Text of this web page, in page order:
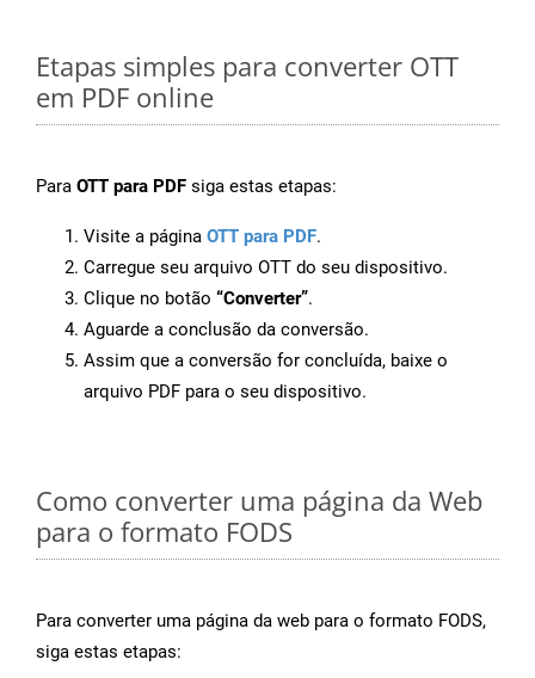
Etapas simples para converter OTT
em PDF online
Para OTT para PDF siga estas etapas:
Visite a página OTT para PDF.
Carregue seu arquivo OTT do seu dispositivo.
Clique no botão “Converter”.
Aguarde a conclusão da conversão.
Assim que a conversão for concluída, baixe o
arquivo PDF para o seu dispositivo.
Como converter uma página da Web
para o formato FODS
Para converter uma página da web para o formato FODS,
siga estas etapas: